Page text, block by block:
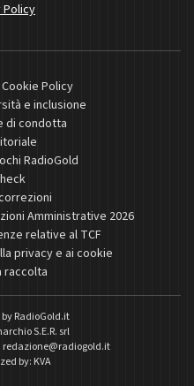
Policy
Cookie Policy
e inclusione
di condotta
RadioGold
Amministrative 2026
relative al TCF
privacy e ai cookie
raccolta
RadioGold.it
S.E.R. srl
redazione@radiogold.it
by: KVA